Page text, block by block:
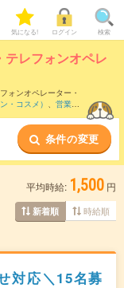
気になる! ログイン 検索
テレフォンオペレ
ォンオペレーター・
・コスメ） 、 営業・
だわり条件で絞り込ん
ペレーター・コール
条件の変更
平均時給: 1,500 円
新着順 時給順
対応＼15名募